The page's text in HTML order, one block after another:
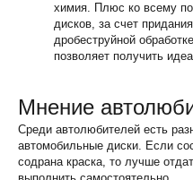
химия. Плюс ко всему
дисков, за счет
дробеструйной
позволяет получить
Мнение
Среди автолюбителей есть
автомобильные диски. Если
содрана краска, то лучше